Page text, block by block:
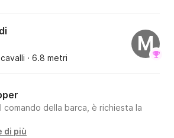
· 6.8 metri
M
comando della barca, è richiesta la
di più